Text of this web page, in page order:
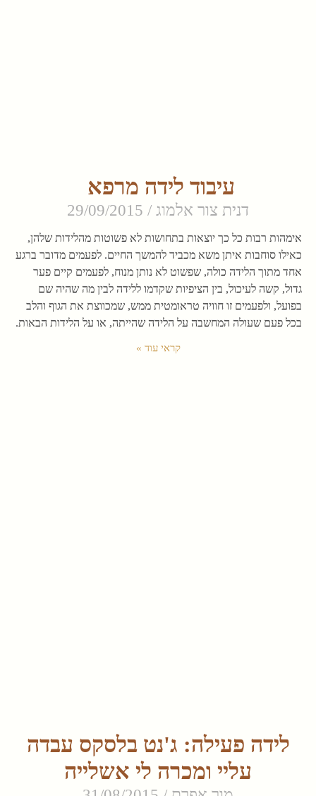
עיבוד לידה מרפא
דנית צור אלמוג
אימהות רבות כל כך יוצאות בתחושות לא פשוטות מהלידות שלהן,
כאילו סוחבות איתן משא מכביד להמשך החיים. לפעמים מדובר ברגע
אחד מתוך הלידה כולה, שפשוט לא נותן מנוח, לפעמים קיים פער
גדול, קשה לעיכול, בין הציפיות שקדמו ללידה לבין מה שהיה שם
בפועל, ולפעמים זו חוויה טראומטית ממש, שמכווצת את הגוף והלב
בכל פעם שעולה המחשבה על הלידה שהייתה, או על הלידות הבאות.
קראי עוד »
לידה פעילה: ג'נט בלסקס עבדה
עליי ומכרה לי אשלייה